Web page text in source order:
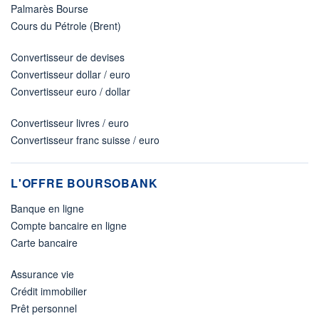
Palmarès Bourse
Cours du Pétrole (Brent)
Convertisseur de devises
Convertisseur dollar / euro
Convertisseur euro / dollar
Convertisseur livres / euro
Convertisseur franc suisse / euro
L'OFFRE BOURSOBANK
Banque en ligne
Compte bancaire en ligne
Carte bancaire
Assurance vie
Crédit immobilier
Prêt personnel